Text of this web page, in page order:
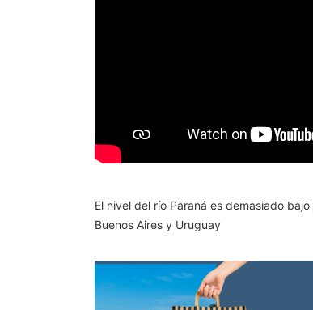
El nivel del río Paraná es demasiado
Buenos Aires y Uruguay